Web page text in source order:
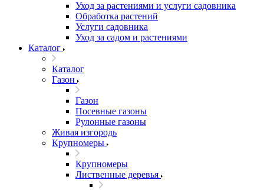
Уход за растениями и услуги садовника
Обработка растений
Услуги садовника
Уход за садом и растениями
Каталог
Каталог
Газон
Газон
Посевные газоны
Рулонные газоны
Живая изгородь
Крупномеры
Крупномеры
Лиственные деревья